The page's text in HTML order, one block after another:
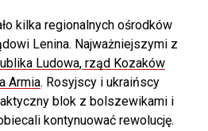
kilka regionalnych ośrodków
Lenina. Najważniejszymi z
Ludowa, rząd Kozaków
Armia. Rosyjscy i ukraińscy
blok z bolszewikami i
kontynuować rewolucję.